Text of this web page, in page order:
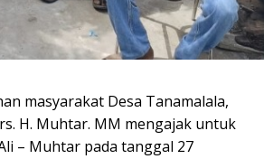
masyarakat Desa Tanamalala,
H. Muhtar. MM mengajak untuk
– Muhtar pada tanggal 27